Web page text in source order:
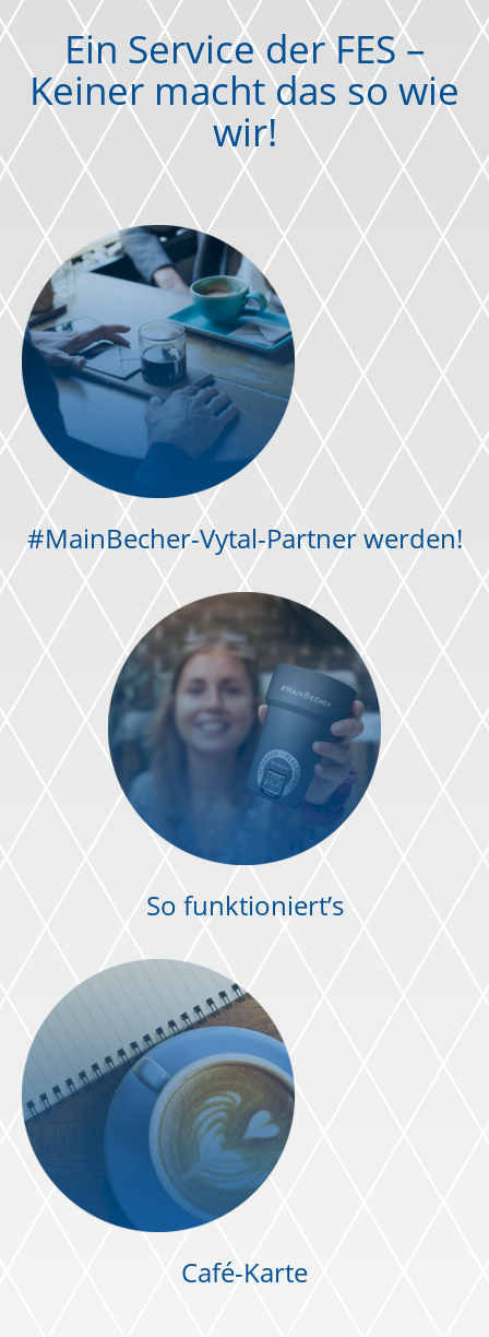
Ein Service der FES –
Keiner macht das so wie
wir!
Externer Link zu
#MainBecher-Vytal-Partner werden!
So funktioniert’s
Externer Link zu
Café-Karte